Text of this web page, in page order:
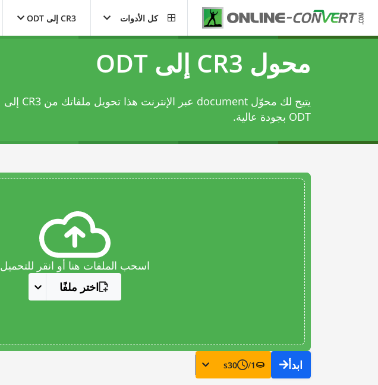
كل الأدوات CR3 إلى ODT
محول CR3 إلى ODT
يتيح لك محوّل document عبر الإنترنت هذا تحويل ملفاتك من CR3 إلى
ODT بجودة عالية.
اسحب الملفات هنا أو انقر للتحميل
اختر ملفًا
ابدأ 1
/
30
s